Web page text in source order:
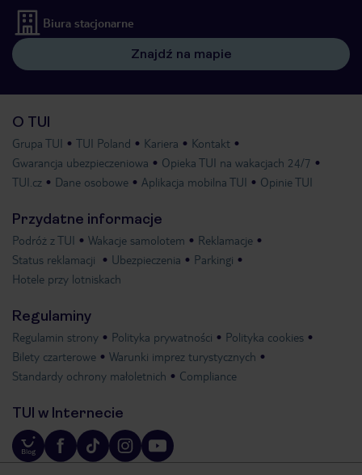
Biura stacjonarne
Znajdź na mapie
O TUI
Grupa TUI TUI Poland Kariera
Kontakt
Gwarancja ubezpieczeniowa
Opieka TUI na wakacjach 24/7
TUI.cz
Dane osobowe Aplikacja mobilna TUI Opinie TUI
Przydatne informacje
Podróż z TUI Wakacje samolotem
Reklamacje
Status reklamacji
Ubezpieczenia
Parkingi
Hotele przy lotniskach
Regulaminy
Regulamin strony Polityka prywatności
Polityka cookies
Bilety czarterowe
Warunki imprez turystycznych
Standardy ochrony małoletnich
Compliance
TUI w Internecie